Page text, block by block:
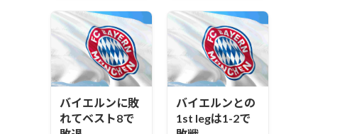
バイエルンに敗
れてベスト8で
バイエルンとの
1st legは1-2で